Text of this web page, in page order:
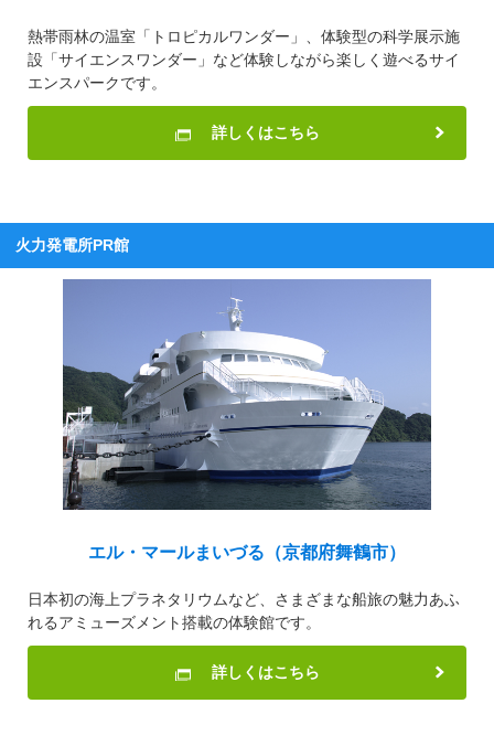
熱帯雨林の温室「トロピカルワンダー」、体験型の科学展示施
設「サイエンスワンダー」など体験しながら楽しく遊べるサイ
エンスパークです。
詳しくはこちら
火力発電所PR館
エル・マールまいづる（京都府舞鶴市）
日本初の海上プラネタリウムなど、さまざまな船旅の魅力あふ
れるアミューズメント搭載の体験館です。
詳しくはこちら